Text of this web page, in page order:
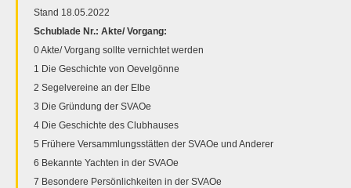
Stand 18.05.2022
Schublade Nr.: Akte/ Vorgang:
0 Akte/ Vorgang sollte vernichtet werden
1 Die Geschichte von Oevelgönne
2 Segelvereine an der Elbe
3 Die Gründung der SVAOe
4 Die Geschichte des Clubhauses
5 Frühere Versammlungsstätten der SVAOe und Anderer
6 Bekannte Yachten in der SVAOe
7 Besondere Persönlichkeiten in der SVAOe